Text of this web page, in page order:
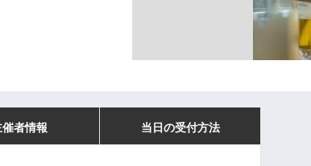
催者情報 当日の受付方法